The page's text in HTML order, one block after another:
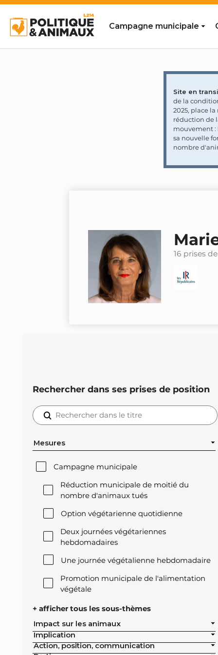
Campagne municipale
Site en
de la
2025, place
réduction de
mouvement :
sa nouvelle
nombre
16 prises
Rechercher dans ses prises de position
Mesures
Campagne municipale
Réduction municipale de moitié du
nombre d'animaux tués
Option végétarienne quotidienne
Deux journées végétariennes
hebdomadaires
Une journée végétalienne hebdomadaire
Promotion municipale de l'alimentation
végétale
Offre végétale lors des réceptions
Exclusion de l'élevage intensif des achats
publics de la ville
+ afficher tous les sous-thèmes
Impact sur les animaux
Implication
Action, position, communication